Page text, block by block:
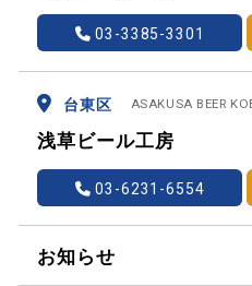
03-3385-3301
台東区 ASAKUSA BEER
浅草ビール工房
03-6231-6554
お知らせ